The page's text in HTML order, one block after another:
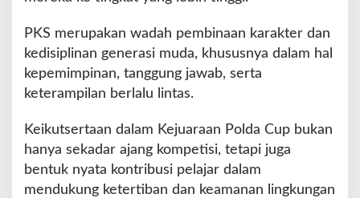
PKS merupakan wadah pembinaan karakter dan
kedisiplinan generasi muda, khususnya dalam hal
kepemimpinan, tanggung jawab, serta
keterampilan berlalu lintas.
Keikutsertaan dalam Kejuaraan Polda Cup bukan
hanya sekadar ajang kompetisi, tetapi juga
bentuk nyata kontribusi pelajar dalam
mendukung ketertiban dan keamanan lingkungan